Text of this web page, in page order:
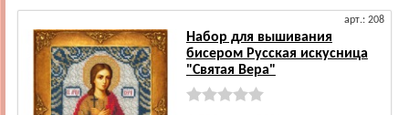
арт.: 208
Набор для вышивания
бисером Русская искусница
"Святая Вера"